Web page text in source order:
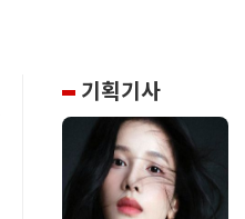
기획기사